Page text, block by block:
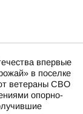
впервые
в поселке
ветераны СВО
опорно-